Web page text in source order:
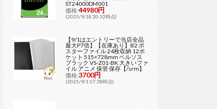
ST24000DM001
価格:44980円
(2025/9/18 20:32時点)
【9/1はエントリーで当店全品
最大P7倍】【在庫あり】B2 ポ
スターファイル 24枚収納 12ポ
ケット 515×728mm ベルソス
ブラック VS-Z01-BK 大きいファ
イル アニメ 保管 保存【/srm】
価格:3700円
(2025/9/1 07:38時点)